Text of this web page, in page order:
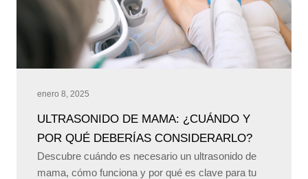
enero 8, 2025
ULTRASONIDO DE MAMA: ¿CUÁNDO Y
POR QUÉ DEBERÍAS CONSIDERARLO?
Descubre cuándo es necesario un ultrasonido de
mama, cómo funciona y por qué es clave para tu